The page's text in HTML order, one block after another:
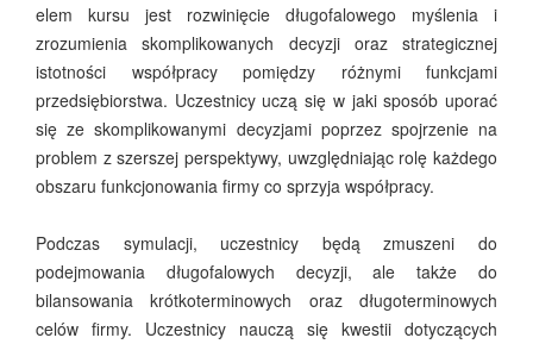
elem kursu jest rozwinięcie długofalowego myślenia i
zrozumienia skomplikowanych decyzji oraz strategicznej
istotności współpracy pomiędzy różnymi funkcjami
przedsiębiorstwa. Uczestnicy uczą się w jaki sposób uporać
się ze skomplikowanymi decyzjami poprzez spojrzenie na
problem z szerszej perspektywy, uwzględniając rolę każdego
obszaru funkcjonowania firmy co sprzyja współpracy.
Podczas symulacji, uczestnicy będą zmuszeni do
podejmowania długofalowych decyzji, ale także do
bilansowania krótkoterminowych oraz długoterminowych
celów firmy. Uczestnicy nauczą się kwestii dotyczących